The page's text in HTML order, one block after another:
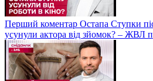
Перший коментар Остапа Ступки
усунули актора від зйомок? – ЖВЛ